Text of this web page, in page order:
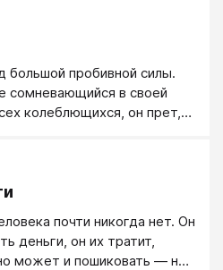
большой пробивной силы.
сомневающийся в своей
колеблющихся, он прет,
почти никогда нет. Он
деньги, он их тратит,
может и пошиковать — не